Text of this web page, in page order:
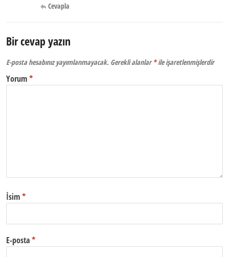
Cevapla
Bir cevap yazın
E-posta hesabınız yayımlanmayacak. Gerekli alanlar*ile işaretlenmişlerdir
Yorum*
İsim*
E-posta*